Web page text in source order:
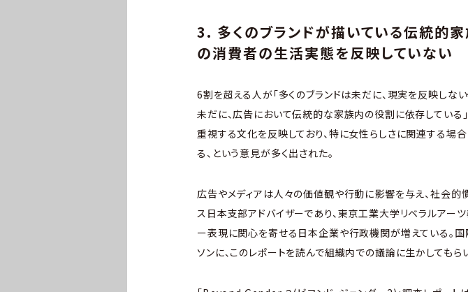
3. 多くのブランドが描いている伝統的
の消費者の生活実態を反映していない
6割を超える人が「多くのブランドは未だに、現実を反映しな
未だに、広告において伝統的な家族内の役割に依存している
重視する文化を反映しており、特に女性らしさに関連する場
る、という意見が多く出された。
広告やメディアは人々の価値観や行動に影響を与え、社会的
ス日本支部アドバイザーであり、東京工業大学リベラルア
ー表現に関心を寄せる日本企業や行政機関が増えている。
ソンに、このレポートを読んで組織内での議論に生かしてもらい